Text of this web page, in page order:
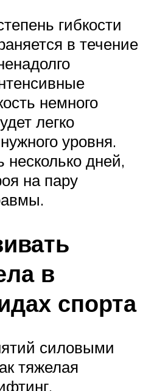
гибкости
в течение
немного
легко
уровня.
дней,
на пару
в
спорта
силовыми
тяжелая